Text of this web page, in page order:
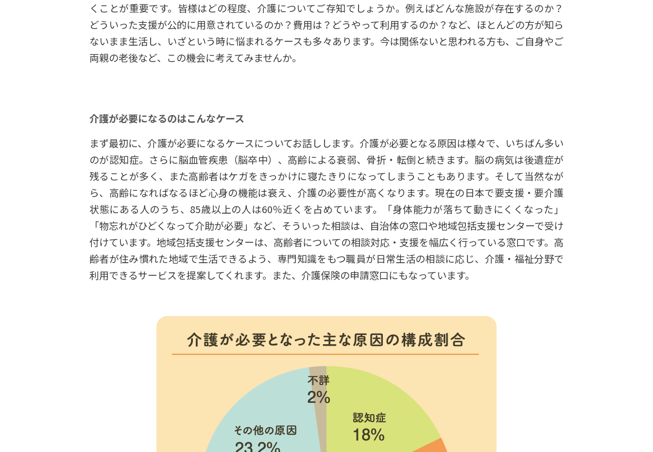
くことが重要です。皆様はどの程度、介護についてご存知でしょうか。例えばどんな施設が存在するのか？
どういった支援が公的に用意されているのか？費用は？どうやって利用するのか？など、ほとんどの方が知ら
ないまま生活し、いざという時に悩まれるケースも多々あります。今は関係ないと思われる方も、ご自身やご
両親の老後など、この機会に考えてみませんか。
介護が必要になるのはこんなケース
まず最初に、介護が必要になるケースについてお話しします。介護が必要となる原因は様々で、いちばん多い
のが認知症。さらに脳血管疾患（脳卒中）、高齢による衰弱、骨折・転倒と続きます。脳の病気は後遺症が
残ることが多く、また高齢者はケガをきっかけに寝たきりになってしまうこともあります。そして当然なが
ら、高齢になればなるほど心身の機能は衰え、介護の必要性が高くなります。現在の日本で要支援・要介護
状態にある人のうち、85歳以上の人は60％近くを占めています。「身体能力が落ちて動きにくくなった」
「物忘れがひどくなって介助が必要」など、そういった相談は、自治体の窓口や地域包括支援センターで受け
付けています。地域包括支援センターは、高齢者についての相談対応・支援を幅広く行っている窓口です。高
齢者が住み慣れた地域で生活できるよう、専門知識をもつ職員が日常生活の相談に応じ、介護・福祉分野で
利用できるサービスを提案してくれます。また、介護保険の申請窓口にもなっています。